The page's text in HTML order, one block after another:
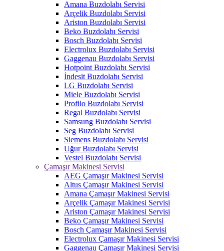
Amana Buzdolabı Servisi
Arçelik Buzdolabı Servisi
Ariston Buzdolabı Servisi
Beko Buzdolabı Servisi
Bosch Buzdolabı Servisi
Electrolux Buzdolabı Servisi
Gaggenau Buzdolabı Servisi
Hotpoint Buzdolabı Servisi
İndesit Buzdolabı Servisi
LG Buzdolabı Servisi
Miele Buzdolabı Servisi
Profilo Buzdolabı Servisi
Regal Buzdolabı Servisi
Samsung Buzdolabı Servisi
Seg Buzdolabı Servisi
Siemens Buzdolabı Servisi
Uğur Buzdolabı Servisi
Vestel Buzdolabı Servisi
Çamaşır Makinesi Servisi
AEG Çamaşır Makinesi Servisi
Altus Çamaşır Makinesi Servisi
Amana Çamaşır Makinesi Servisi
Arçelik Çamaşır Makinesi Servisi
Ariston Çamaşır Makinesi Servisi
Beko Çamaşır Makinesi Servisi
Bosch Çamaşır Makinesi Servisi
Electrolux Çamaşır Makinesi Servisi
Gaggenau Çamaşır Makinesi Servisi